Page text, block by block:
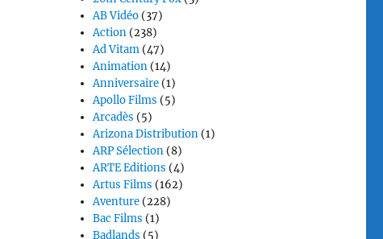
AB Vidéo (37)
Action (238)
Ad Vitam (47)
Animation (14)
Anniversaire (1)
Apollo Films (5)
Arcadès (5)
Arizona Distribution (1)
ARP Sélection (8)
ARTE Editions (4)
Artus Films (162)
Aventure (228)
Bac Films (1)
Badlands (5)